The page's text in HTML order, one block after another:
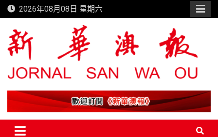
Skip
to
content
2026年08月08日 星期六
新華澳報